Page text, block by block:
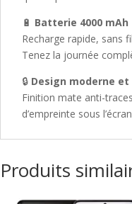
🔋 Batterie 4000 mAh
Recharge rapide, sans
Tenez la journée
🔒 Design moderne et
Finition mate anti-
d’empreinte sous
Produits